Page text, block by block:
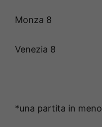
Monza 8
Venezia 8
*una partita in meno